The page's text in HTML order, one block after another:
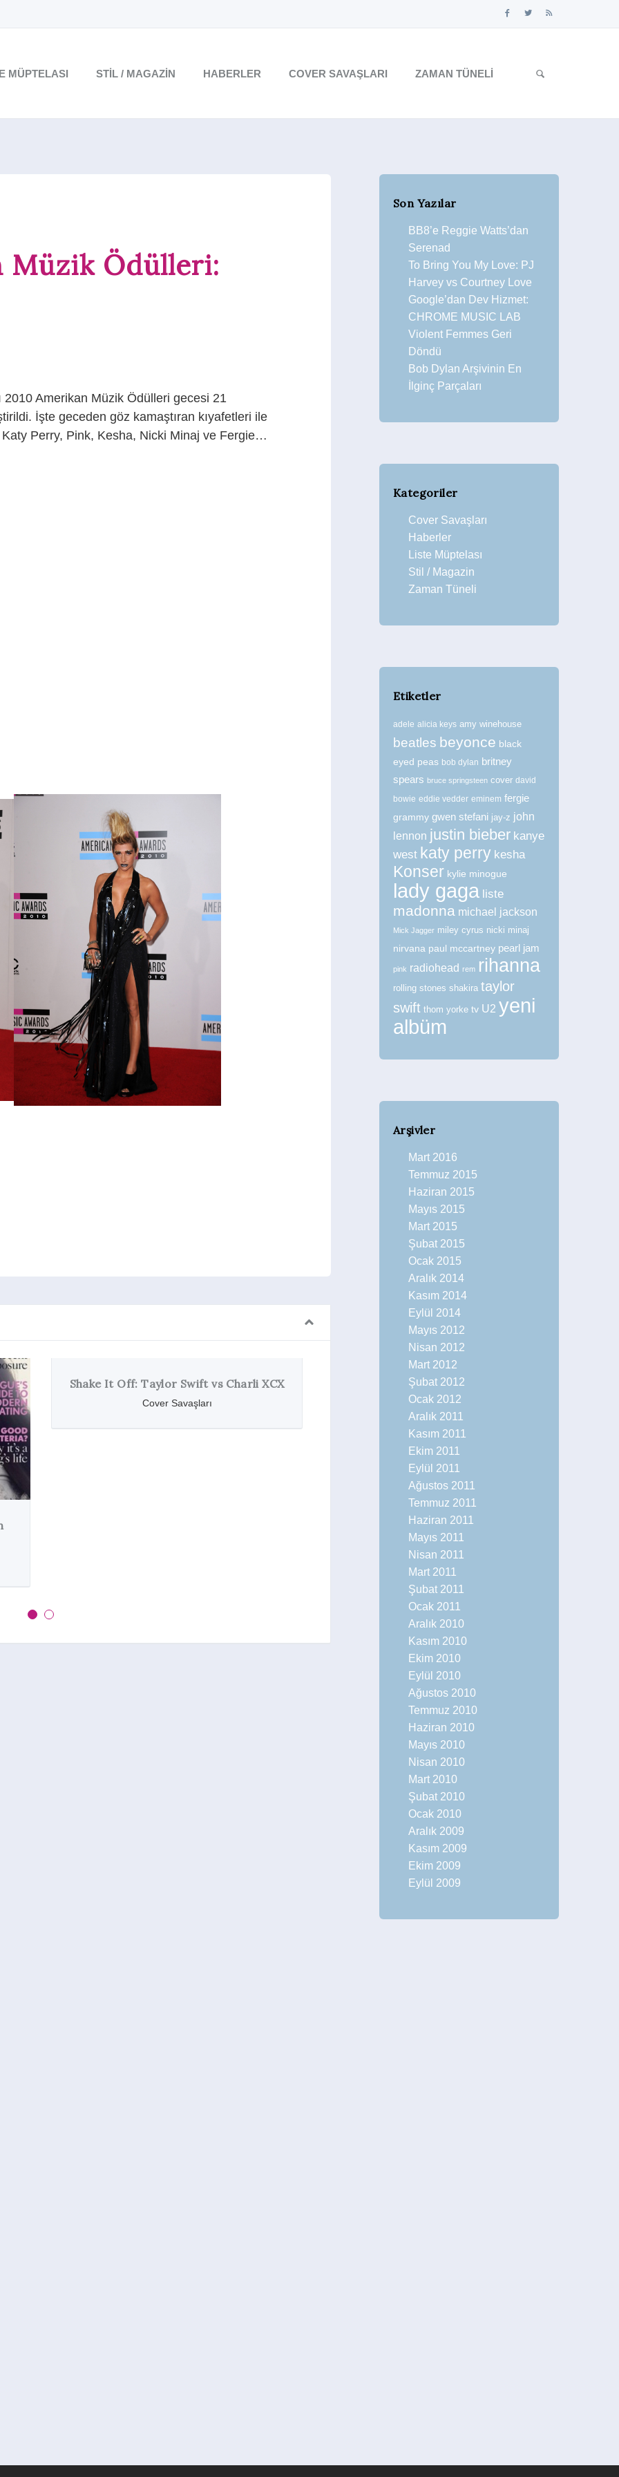
MÜPTELASI STIL / MAGAZIN HABERLER COVER SAVAŞLARI ZAMAN TÜNELI
Müzik Ödülleri:
2010 Amerikan Müzik Ödülleri gecesi 21
İşte geceden göz kamaştıran kıyafetleri ile
Perry, Pink, Kesha, Nicki Minaj ve Fergie…
XCX Katy Perry: Moschino 2015 Sonbahar
Stil / Magazin
Rihanna Küba’da
Stil / Magazin
Son Yazılar
BB8’e Reggie Watts’dan
Serenad
To Bring You My Love: PJ
Harvey vs Courtney Love
Google’dan Dev Hizmet:
CHROME MUSIC LAB
Violent Femmes Geri
Döndü
Bob Dylan Arşivinin En
İlginç Parçaları
Kategoriler
Cover Savaşları
Haberler
Liste Müptelası
Stil / Magazin
Zaman Tüneli
Etiketler
adele alicia keys amy winehouse
beatles beyonce black
eyed peas bob dylan britney
spears bruce springsteen cover david
bowie eddie vedder eminem fergie
grammy gwen stefani jay-z john
lennon justin bieber kanye
west katy perry kesha
Konser kylie minogue
lady gaga liste
madonna michael jackson
Mick Jagger miley cyrus nicki minaj
nirvana paul mccartney pearl jam
pink radiohead rem rihanna
rolling stones shakira taylor
swift thom yorke tv U2 yeni
albüm
Arşivler
Mart 2016
Temmuz 2015
Haziran 2015
Mayıs 2015
Mart 2015
Şubat 2015
Ocak 2015
Aralık 2014
Kasım 2014
Eylül 2014
Mayıs 2012
Nisan 2012
Mart 2012
Şubat 2012
Ocak 2012
Aralık 2011
Kasım 2011
Ekim 2011
Eylül 2011
Ağustos 2011
Temmuz 2011
Haziran 2011
Mayıs 2011
Nisan 2011
Mart 2011
Şubat 2011
Ocak 2011
Aralık 2010
Kasım 2010
Ekim 2010
Eylül 2010
Ağustos 2010
Temmuz 2010
Haziran 2010
Mayıs 2010
Nisan 2010
Mart 2010
Şubat 2010
Ocak 2010
Aralık 2009
Kasım 2009
Ekim 2009
Eylül 2009